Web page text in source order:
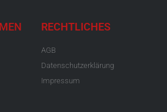
RECHTLICHES
AGB
Datenschutzerklärung
Impressum